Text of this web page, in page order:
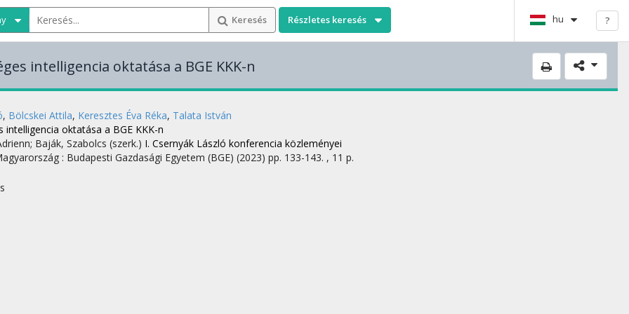
Keresés Részletes keresés hu ?
intelligencia oktatása a BGE KKK-n
, Bölcskei Attila, Keresztes Éva Réka, Talata István
intelligencia oktatása a BGE KKK-n
Baják, Szabolcs (szerk.) I. Csernyák László konferencia közleményei
: Budapesti Gazdasági Egyetem (BGE) (2023) pp. 133-143. , 11 p.